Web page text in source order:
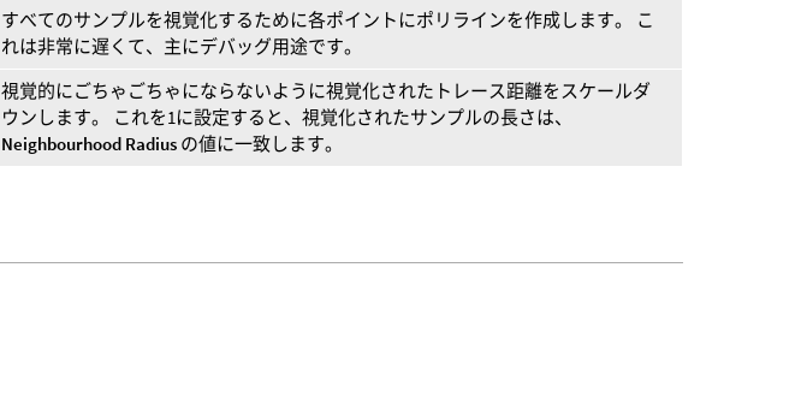
すべてのサンプルを視覚化するために各ポイントにポリラインを作成します。 こ
れは非常に遅くて、主にデバッグ用途です。
視覚的にごちゃごちゃにならないように視覚化されたトレース距離をスケールダ
ウンします。 これを1に設定すると、視覚化されたサンプルの長さは、
Neighbourhood Radius の値に一致します。